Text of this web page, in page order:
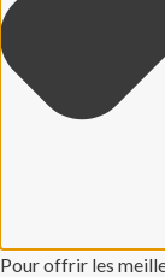
Pour offrir les